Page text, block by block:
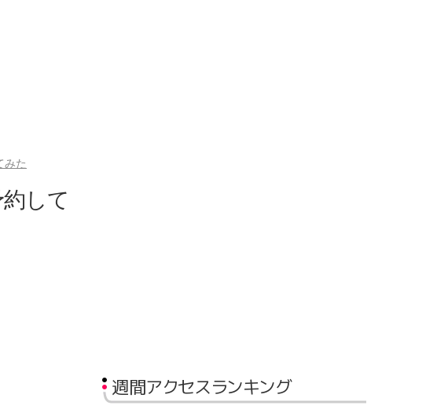
みた
して
週間アクセスランキング